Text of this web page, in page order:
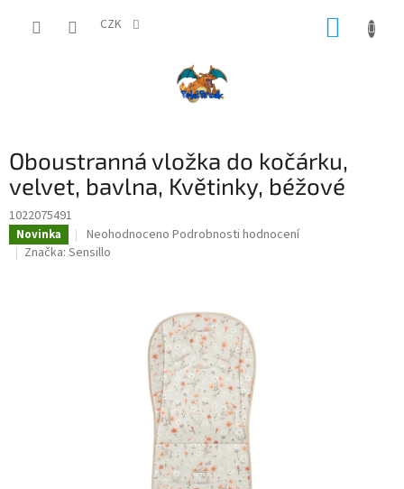
CZK
Oboustranná vložka do kočárku,
velvet, bavlna, Květinky, béžové
1022075491
Novinka
Průměrné
hodnocení
Neohodnoceno Podrobnosti hodnocení
Značka: Sensillo